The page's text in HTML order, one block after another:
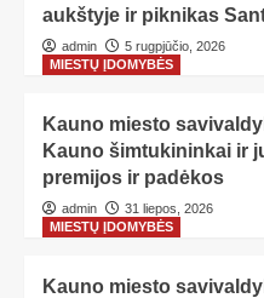
aukštyje ir piknikas
admin
5 rugpjūčio, 2026
MIESTŲ ĮDOMYBĖS
Kauno miesto
Kauno šimtukininkai ir
premijos ir padėkos
admin
31 liepos, 2026
MIESTŲ ĮDOMYBĖS
Kauno miesto